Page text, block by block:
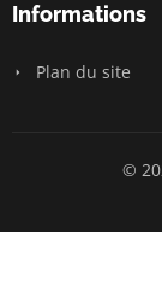
Informations
Plan du site
©